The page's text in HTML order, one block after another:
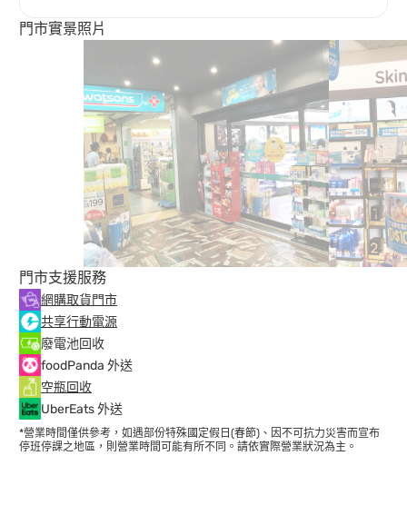
門市實景照片
門市支援服務
網購取貨門市
共享行動電源
廢電池回收
foodPanda 外送
空瓶回收
UberEats 外送
*營業時間僅供參考，如遇部份特殊國定假日(春節)、因不可抗力災害而宣布
停班停課之地區，則營業時間可能有所不同。請依實際營業狀況為主。